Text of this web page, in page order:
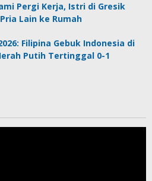
Pergi Kerja, Istri di Gresik
Lain ke Rumah
Filipina Gebuk Indonesia di
Putih Tertinggal 0-1